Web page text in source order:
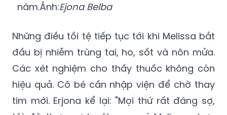
Những điều tồi tệ tiếp tục tới khi Melissa bắt
Các xét nghiệm cho thấy thuốc không còn
hiệu quả. Cô bé cần nhập viện để chờ thay
tim mới. Erjona kể lại: "Mọi thứ rất đáng sợ,
tôi đã thực sự tuyệt vọng vì Melissa chưa
từng có một ngày sống như một đứa trẻ